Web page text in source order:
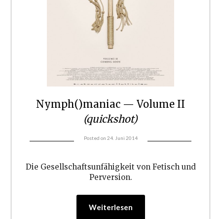
Nymph()maniac — Volume II
(quickshot)
Posted on 24. Juni 2014
Die Gesellschaftsunfähigkeit von Fetisch und
Perversion.
Weiterlesen